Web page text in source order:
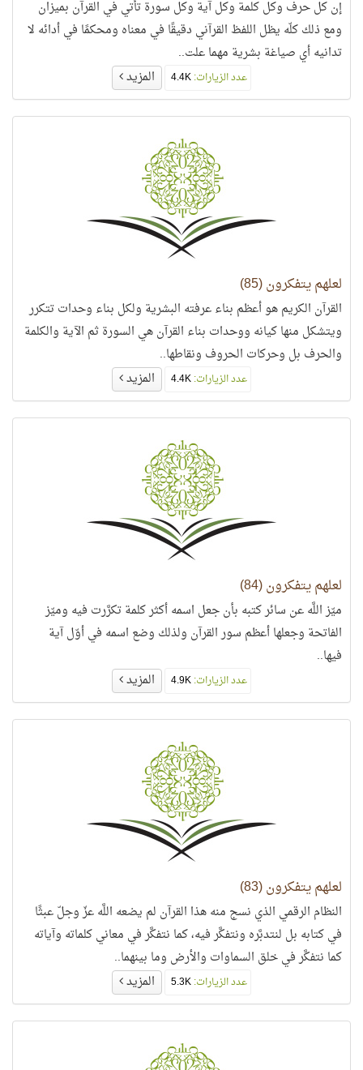
إن كل حرف وكل كلمة وكل آية وكل سورة تأتي في القرآن بميزان
ومع ذلك كلّه يظل اللفظ القرآني دقيقًا في معناه ومحكمًا في أدائه لا
تدانيه أي صياغة بشرية مهما علت..
عدد الزيارات: المزيد
لعلهم يتفكرون (85)
القرآن الكريم هو أعظم بناء عرفته البشرية ولكل بناء وحدات تتكرر
ويتشكل منها كيانه ووحدات بناء القرآن هي السورة ثم الآية والكلمة
والحرف بل وحركات الحروف ونقاطها..
عدد الزيارات: المزيد
لعلهم يتفكرون (84)
ميّز اللَّه عن سائر كتبه بأن جعل اسمه أكثر كلمة تكرَّرت فيه وميّز
الفاتحة وجعلها أعظم سور القرآن ولذلك وضع اسمه في أوّل آية
فيها..
عدد الزيارات: المزيد
لعلهم يتفكرون (83)
النظام الرقمي الذي نسج منه هذا القرآن لم يضعه اللَّه عزّ وجلّ عبثًا
في كتابه بل لنتدبَّره ونتفكَّر فيه، كما نتفكَّر في معاني كلماته وآياته
كما نتفكَّر في خلق السماوات والأرض وما بينهما..
عدد الزيارات: المزيد